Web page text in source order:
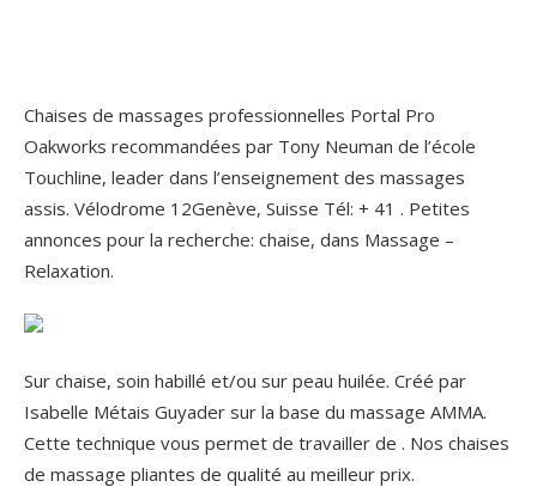
Chaises de massages professionnelles Portal Pro
Oakworks recommandées par Tony Neuman de l’école
Touchline, leader dans l’enseignement des massages
assis. Vélodrome 12Genève, Suisse Tél: + 41 . Petites
annonces pour la recherche: chaise, dans Massage –
Relaxation.
Sur chaise, soin habillé et/ou sur peau huilée. Créé par
Isabelle Métais Guyader sur la base du massage AMMA.
Cette technique vous permet de travailler de . Nos chaises
de massage pliantes de qualité au meilleur prix.